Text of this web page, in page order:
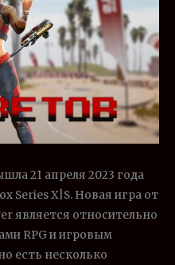
21 апреля 2023 года
Series X|S. Новая игра от
является относительно
RPG и игровым
есть несколько